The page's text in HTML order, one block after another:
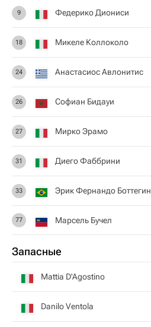
9 Федерико Диониси
18 Микеле Коллоколо
24 Анастасиос Авлонитис
26 Софиан Бидауи
27 Мирко Эрамо
31 Диего Фаббрини
33 Эрик Фернандо Боттегин
77 Марсель Бучел
Запасные
Mattia D'Agostino
Danilo Ventola